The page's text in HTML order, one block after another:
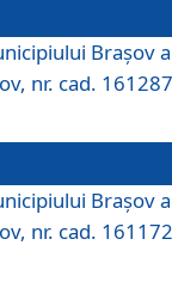
Braşov a
nr. cad.
Braşov a
nr. cad.